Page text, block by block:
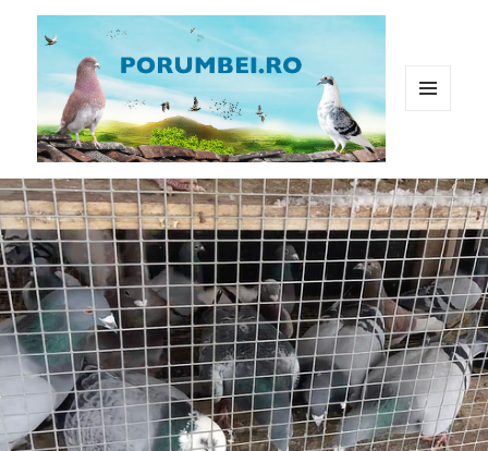
Porumbei.ro
URI